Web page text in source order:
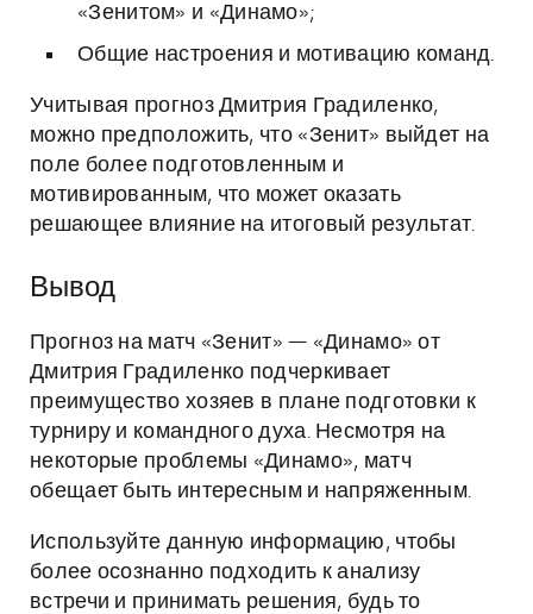
«Зенитом» и «Динамо»;
Общие настроения и мотивацию команд.
Учитывая прогноз Дмитрия Градиленко,
можно предположить, что «Зенит» выйдет на
поле более подготовленным и
мотивированным, что может оказать
решающее влияние на итоговый результат.
Вывод
Прогноз на матч «Зенит» — «Динамо» от
Дмитрия Градиленко подчеркивает
преимущество хозяев в плане подготовки к
турниру и командного духа. Несмотря на
некоторые проблемы «Динамо», матч
обещает быть интересным и напряженным.
Используйте данную информацию, чтобы
более осознанно подходить к анализу
встречи и принимать решения, будь то